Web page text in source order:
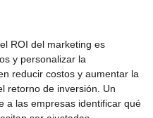
ROI del marketing es
y personalizar la
reducir costos y aumentar la
retorno de inversión. Un
a las empresas identificar qué